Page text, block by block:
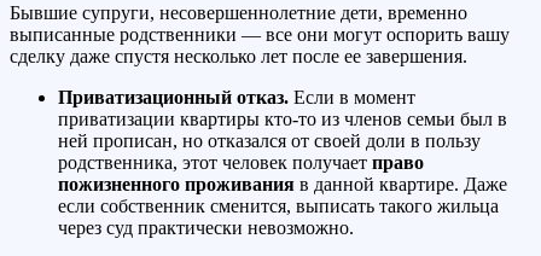
Бывшие супруги, несовершеннолетние дети, временно
выписанные родственники — все они могут оспорить вашу
сделку даже спустя несколько лет после ее завершения.
Приватизационный отказ. Если в момент
приватизации квартиры кто-то из членов семьи был в
ней прописан, но отказался от своей доли в пользу
родственника, этот человек получает право
пожизненного проживания в данной квартире. Даже
если собственник сменится, выписать такого жильца
через суд практически невозможно.